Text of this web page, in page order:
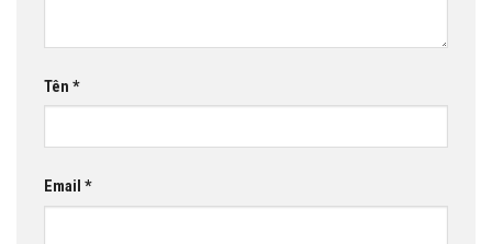
Tên *
Email *